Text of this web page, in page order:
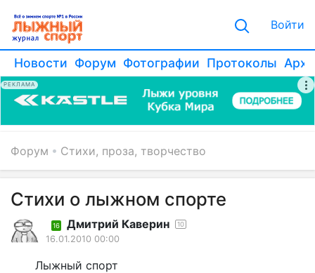
Войти
Новости Форум Фотографии Протоколы
РЕКЛАМА
Форум Стихи, проза, творчество
Стихи о лыжном спорте
16 Дмитрий Каверин 10
16.01.2010 00:00
Лыжный спорт